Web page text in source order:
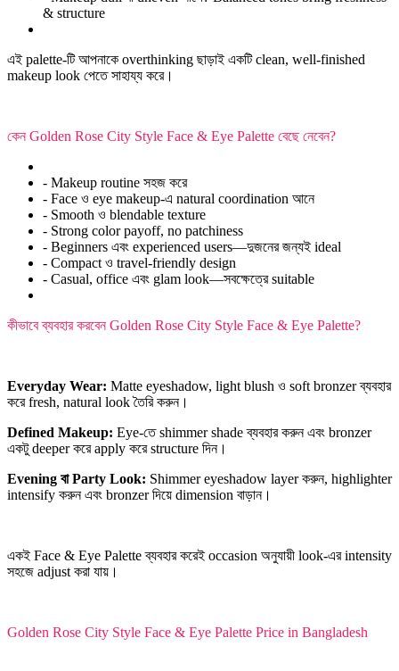
& structure
এই palette-টি আপনাকে overthinking ছাড়াই একটি clean, well-finished
makeup look পেতে সাহায্য করে।
কেন Golden Rose City Style Face & Eye Palette বেছে নেবেন?
- Makeup routine সহজ করে
- Face ও eye makeup-এ natural coordination আনে
- Smooth ও blendable texture
- Strong color payoff, no patchiness
- Beginners এবং experienced users—দুজনের জন্যই ideal
- Compact ও travel-friendly design
- Casual, office এবং glam look—সবক্ষেত্রে suitable
কীভাবে ব্যবহার করবেন Golden Rose City Style Face & Eye Palette?
Everyday Wear: Matte eyeshadow, light blush ও soft bronzer ব্যবহার
করে fresh, natural look তৈরি করুন।
Defined Makeup: Eye-তে shimmer shade ব্যবহার করুন এবং bronzer
একটু deeper করে apply করে structure দিন।
Evening বা Party Look: Shimmer eyeshadow layer করুন, highlighter
intensify করুন এবং bronzer দিয়ে dimension বাড়ান।
একই Face & Eye Palette ব্যবহার করেই occasion অনুযায়ী look-এর intensity
সহজে adjust করা যায়।
Golden Rose City Style Face & Eye Palette Price in Bangladesh